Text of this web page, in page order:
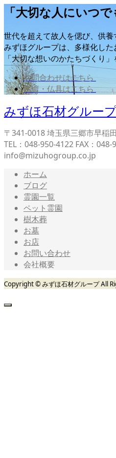
「大切な人にいつで
世代を超えて故人を偲び、供養
みずほグループは、多様化した
「大切な想いのかたちづくり
お問合わせはこちら
仏壇・仏具はこちら
みずほ石材グルー
〒341-0018 埼玉県三郷市早稲
TEL：048-950-4122 FAX：048-
info@mizuhogroup.co.jp
ホーム
ブログ
霊園一覧
ペット霊園
樹木葬
お墓
お店
お問い合わせ
会社概要
Copyright © みずほ石材グループ All